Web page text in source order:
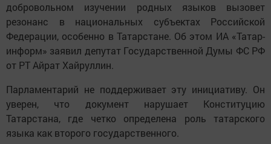
добровольном изучении родных языков вызовет
резонанс в национальных субъектах Российской
Федерации, особенно в Татарстане. Об этом ИА «Татар-
информ» заявил депутат Государственной Думы ФС РФ
от РТ Айрат Хайруллин.
Парламентарий не поддерживает эту инициативу. Он
уверен, что документ нарушает Конституцию
Татарстана, где четко определена роль татарского
языка как второго государственного.